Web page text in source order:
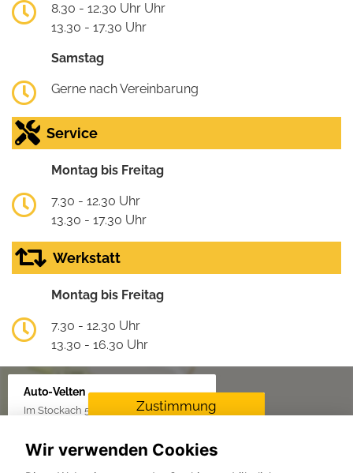
8.30 - 12.30 Uhr Uhr
13.30 - 17.30 Uhr
Samstag
Gerne nach Vereinbarung
Service
Montag bis Freitag
7.30 - 12.30 Uhr
13.30 - 17.30 Uhr
Werkstatt
Montag bis Freitag
7.30 - 12.30 Uhr
13.30 - 16.30 Uhr
Auto-Velten
Im Stockach 5, 73235 Weilheim/Teck
Zustimmung
Für die Aktivierung der
Wir verwenden Cookies